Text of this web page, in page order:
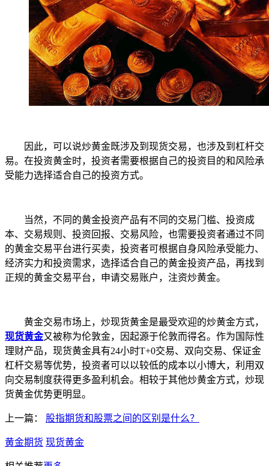
因此，可以说炒黄金既涉及到现货交易，也涉及到杠杆交
易。在投资黄金时，投资者需要根据自己的投资目的和风险承
受能力选择适合自己的投资方式。
当然，不同的黄金投资产品有不同的交易门槛、投资成
本、交易规则、投资回报、交易风险，也需要投资者通过不同
的黄金交易平台进行买卖，投资者可根据自身风险承受能力、
经济实力和投资需求，选择适合自己的黄金投资产品，再找到
正规的黄金交易平台，申请交易账户，注资炒黄金。
黄金交易市场上，炒现货黄金是最受欢迎的炒黄金方式，
现货黄金又被称为伦敦金，因起源于伦敦而得名。作为国际性
理财产品，现货黄金具有24小时T+0交易、双向交易、保证金
杠杆交易等优势，投资者可以以较低的成本以小博大，利用双
向交易制度获得更多盈利机会。相较于其他炒黄金方式，炒现
货黄金优势更明显。
上一篇： 股指期货和股票之间的区别是什么？
黄金期货 现货黄金